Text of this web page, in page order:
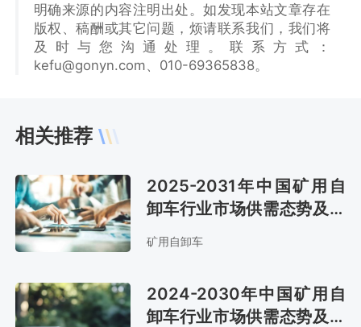
明确来源的内容注明出处。如发现本站文章存在
版权、稿酬或其它问题，烦请联系我们，我们将
及时与您沟通处理。联系方式：
kefu@gonyn.com、010-69365838。
相关推荐
2025-2031年中国矿用自
卸车行业市场供需态势及市
场趋势预测报告
矿用自卸车
2024-2030年中国矿用自
卸车行业市场供需态势及市